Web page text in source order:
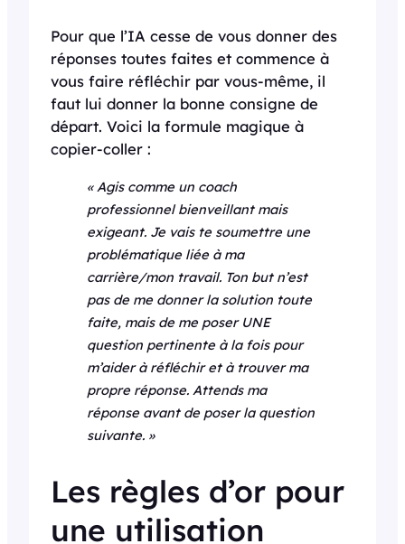
Pour que l’IA cesse de vous donner des
réponses toutes faites et commence à
vous faire réfléchir par vous-même, il
faut lui donner la bonne consigne de
départ. Voici la formule magique à
copier-coller :
« Agis comme un coach
professionnel bienveillant mais
exigeant. Je vais te soumettre une
problématique liée à ma
carrière/mon travail. Ton but n’est
pas de me donner la solution toute
faite, mais de me poser UNE
question pertinente à la fois pour
m’aider à réfléchir et à trouver ma
propre réponse. Attends ma
réponse avant de poser la question
suivante. »
Les règles d’or pour
une utilisation